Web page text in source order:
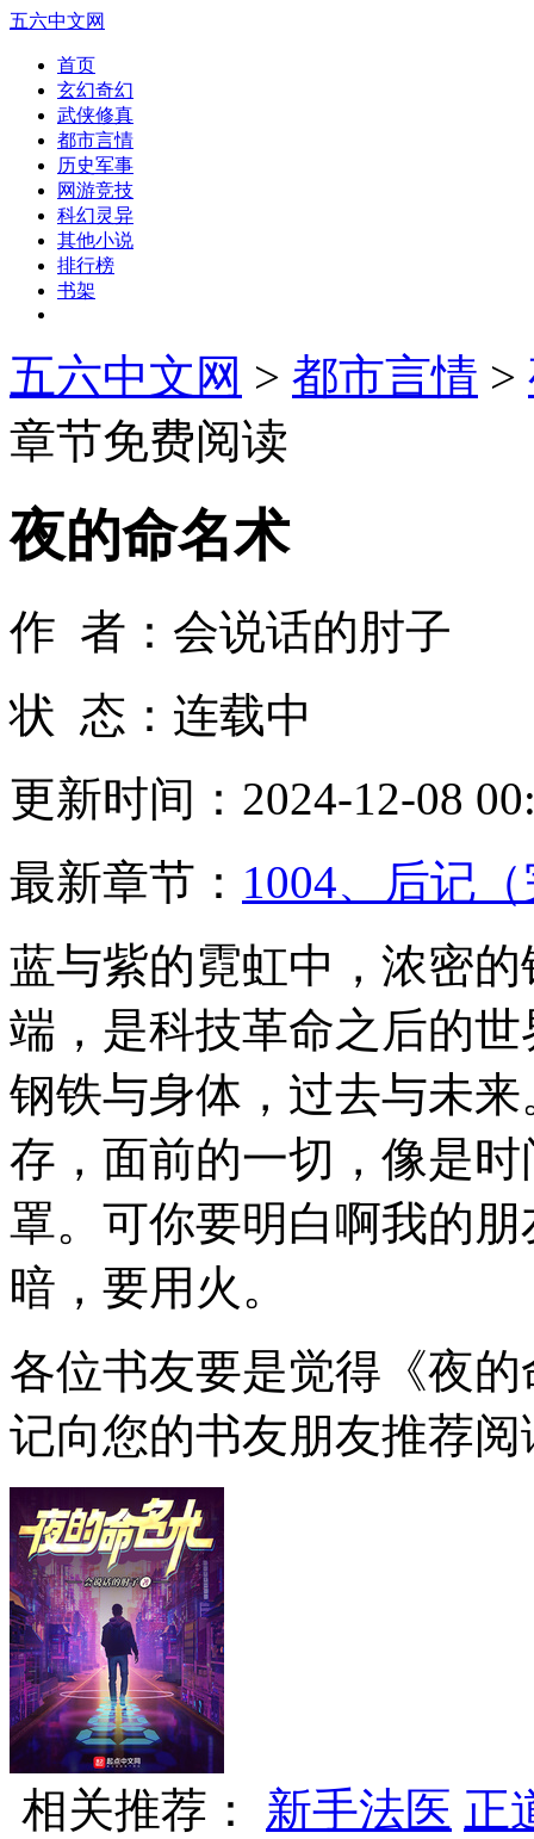
五六中文网
首页
玄幻奇幻
武侠修真
都市言情
历史军事
网游竞技
科幻灵异
其他小说
排行榜
书架
五六中文网 > 都市言情 >
章节免费阅读
夜的命名术
作 者：会说话的肘子
状 态：连载中
更新时间：2024-12-08
最新章节： 1004、后记
蓝与紫的霓虹中，浓密
端，是科技革命之后的
钢铁与身体，过去与未
存，面前的一切，像是
罩。可你要明白啊我的
暗，要用火。
各位书友要是觉得《夜
记向您的书友朋友推荐
相关推荐： 新手法医 正